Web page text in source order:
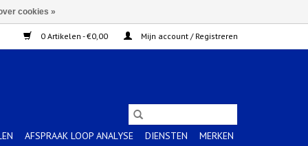
0 Artikelen - €0,00 Mijn account / Registreren
AFSPRAAK LOOP ANALYSE DIENSTEN MERKEN
cookies »